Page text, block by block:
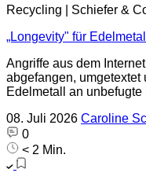
Recycling | Schiefer &
„Longevity" für
Angriffe aus dem
abgefangen, umgetextet
Edelmetall an
08. Juli 2026 Caroline
0
< 2 Min.